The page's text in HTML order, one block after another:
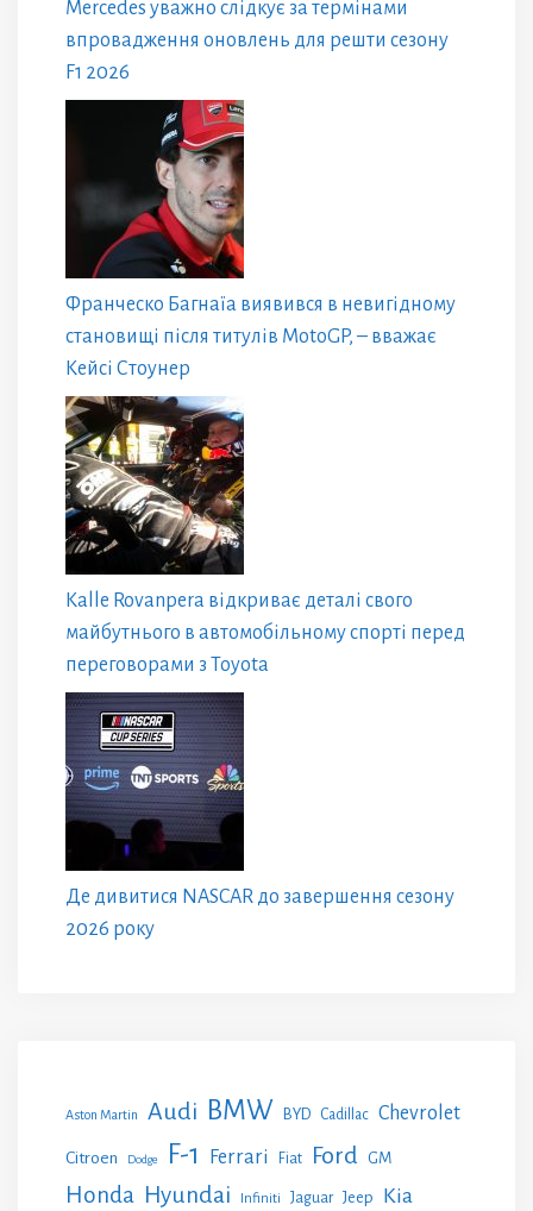
Mercedes уважно слідкує за термінами
впровадження оновлень для решти сезону
F1 2026
Франческо Багнаїа виявився в невигідному
становищі після титулів MotoGP, – вважає
Кейсі Стоунер
Kalle Rovanpera відкриває деталі свого
майбутнього в автомобільному спорті перед
переговорами з Toyota
Де дивитися NASCAR до завершення сезону
2026 року
Aston Martin Audi BMW BYD Cadillac Chevrolet
Citroen Dodge F-1 Ferrari Fiat Ford GM
Honda Hyundai Infiniti Jaguar Jeep Kia